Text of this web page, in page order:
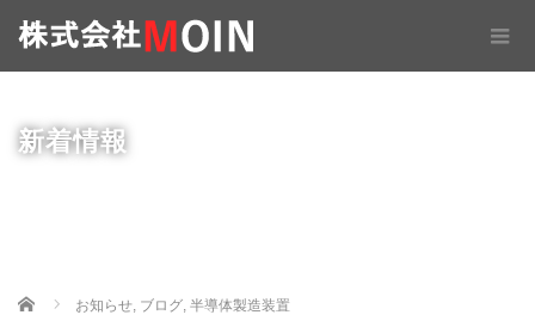
新着情報
Home お知らせ, ブログ, 半導体製造装置